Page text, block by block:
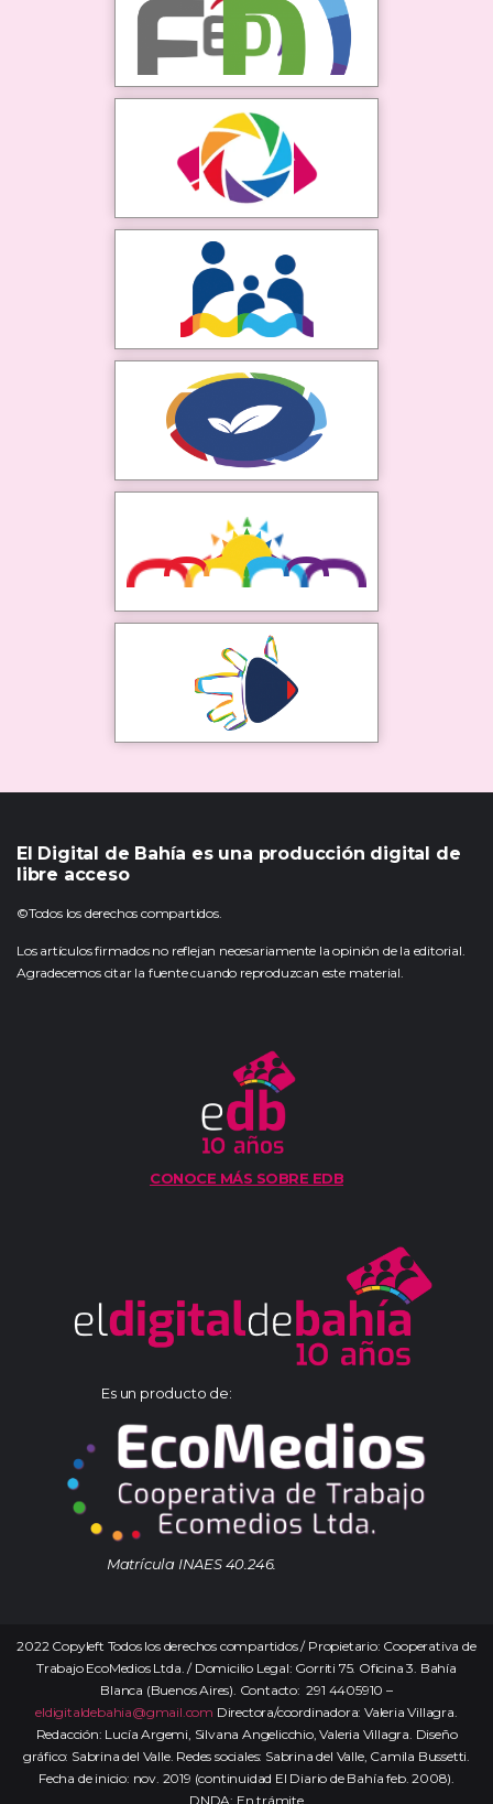
El Digital de Bahía es una producción digital de
libre acceso
©Todos los derechos compartidos.
Los artículos firmados no reflejan necesariamente la opinión de la editorial.
Agradecemos citar la fuente cuando reproduzcan este material.
CONOCE MÁS SOBRE EDB
Es un producto de:
Matrícula INAES 40.246.
2022 Copyleft Todos los derechos compartidos / Propietario: Cooperativa de
Trabajo EcoMedios Ltda. / Domicilio Legal: Gorriti 75. Oficina 3. Bahía
Blanca (Buenos Aires). Contacto: 291 4405910 –
eldigitaldebahia@gmail.com Directora/coordinadora: Valeria Villagra.
Redacción: Lucía Argemi, Silvana Angelicchio, Valeria Villagra. Diseño
gráfico: Sabrina del Valle. Redes sociales: Sabrina del Valle, Camila Bussetti.
Fecha de inicio: nov. 2019 (continuidad El Diario de Bahía feb. 2008).
DNDA: En trámite